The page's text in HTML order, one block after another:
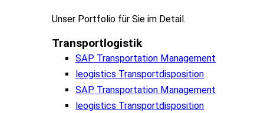
Unser Portfolio für Sie im Detail.
Transportlogistik
SAP Transportation Management
leogistics Transportdisposition
SAP Transportation Management
leogistics Transportdisposition